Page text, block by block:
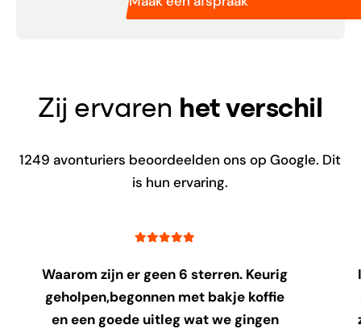
Zij ervaren het verschil
1249 avonturiers beoordeelden ons op Google. Dit
is hun ervaring.
Waarom zijn er geen 6 sterren. Keurig
geholpen,begonnen met bakje koffie
en een goede uitleg wat we gingen